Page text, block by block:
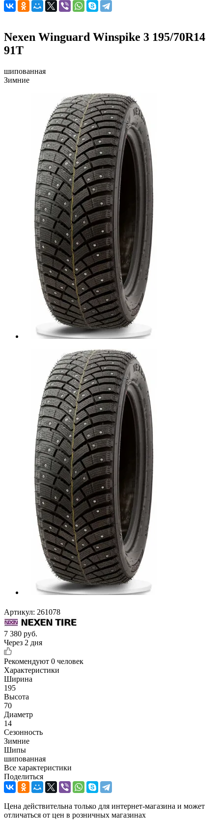
Nexen Winguard Winspike 3 195/70R14
91T
шипованная
Зимние
Артикул: 261078
7 380 руб.
Через 2 дня
Рекомендуют 0 человек
Характеристики
Ширина
195
Высота
70
Диаметр
14
Сезонность
Зимние
Шипы
шипованная
Все характеристики
Поделиться
Цена действительна только для интернет-магазина и может
отличаться от цен в розничных магазинах